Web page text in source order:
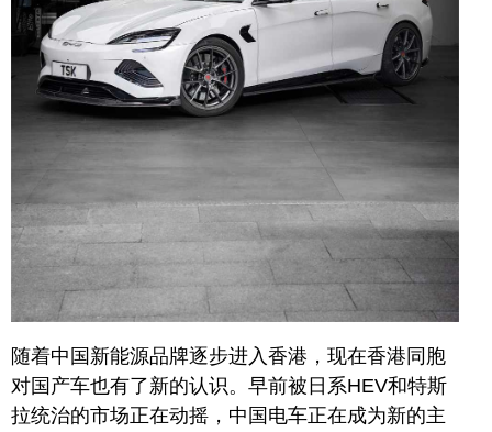
随着中国新能源品牌逐步进入香港，现在香港同胞
对国产车也有了新的认识。早前被日系HEV和特斯
拉统治的市场正在动摇，中国电车正在成为新的主